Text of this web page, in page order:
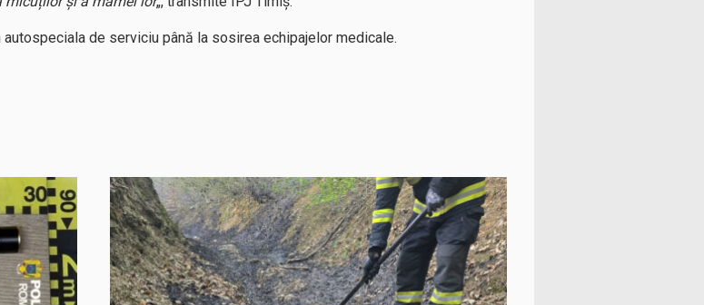
de serviciu până la sosirea echipajelor medicale.